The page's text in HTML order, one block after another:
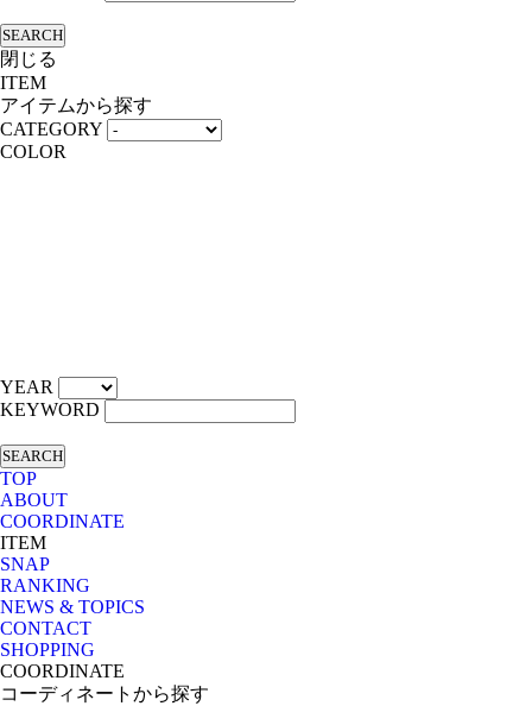
SEARCH
閉じる
ITEM
アイテムから探す
CATEGORY
COLOR
YEAR
KEYWORD
SEARCH
TOP
ABOUT
COORDINATE
ITEM
SNAP
RANKING
NEWS & TOPICS
CONTACT
SHOPPING
COORDINATE
コーディネートから探す